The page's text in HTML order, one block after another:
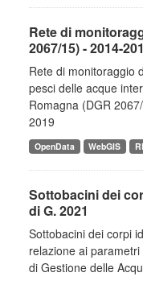
Rete di
2067/15) - 2014-
Rete di monitoraggio
pesci delle acque
Romagna (DGR
2019
OpenData WebGIS
Sottobacini dei
di G. 2021
Sottobacini dei corpi
relazione ai
di Gestione delle